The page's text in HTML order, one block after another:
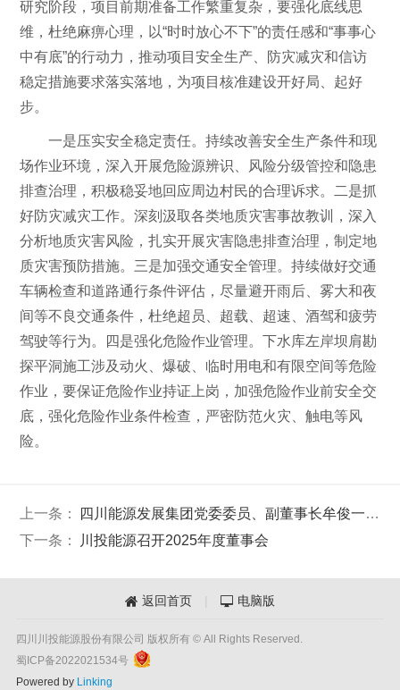
研究阶段，项目前期准备工作繁重复杂，要强化底线思
维，杜绝麻痹心理，以“时时放心不下”的责任感和“事事心
中有底”的行动力，推动项目安全生产、防灾减灾和信访
稳定措施要求落实落地，为项目核准建设开好局、起好
步。
一是压实安全稳定责任。持续改善安全生产条件和现
场作业环境，深入开展危险源辨识、风险分级管控和隐患
排查治理，积极稳妥地回应周边村民的合理诉求。二是抓
好防灾减灾工作。深刻汲取各类地质灾害事故教训，深入
分析地质灾害风险，扎实开展灾害隐患排查治理，制定地
质灾害预防措施。三是加强交通安全管理。持续做好交通
车辆检查和道路通行条件评估，尽量避开雨后、雾大和夜
间等不良交通条件，杜绝超员、超载、超速、酒驾和疲劳
驾驶等行为。四是强化危险作业管理。下水库左岸坝肩勘
探平洞施工涉及动火、爆破、临时用电和有限空间等危险
作业，要保证危险作业持证上岗，加强危险作业前安全交
底，强化危险作业条件检查，严密防范火灾、触电等风
险。
上一条：
四川能源发展集团党委委员、副董事长牟俊一行赴银江水电站开展安全稳定督导检查
下一条：
川投能源召开2025年度董事会
 返回首页  电脑版
四川川投能源股份有限公司 版权所有 © All Rights Reserved.
蜀ICP备2022021534号
Powered by Linking